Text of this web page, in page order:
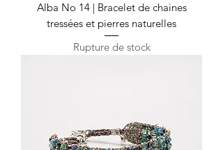
Alba No 14 | Bracelet de chaines
tressées et pierres naturelles
Rupture de stock